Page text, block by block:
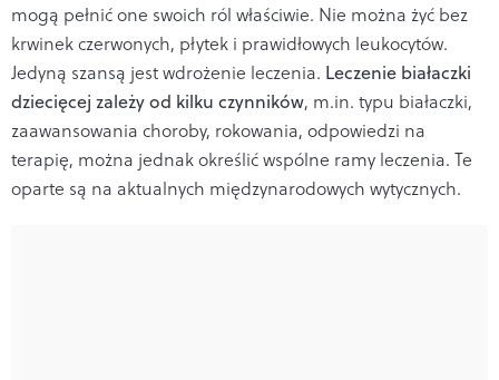
mogą pełnić one swoich ról właściwie. Nie można żyć bez
krwinek czerwonych, płytek i prawidłowych leukocytów.
Jedyną szansą jest wdrożenie leczenia. Leczenie białaczki
dziecięcej zależy od kilku czynników, m.in. typu białaczki,
zaawansowania choroby, rokowania, odpowiedzi na
terapię, można jednak określić wspólne ramy leczenia. Te
oparte są na aktualnych międzynarodowych wytycznych.